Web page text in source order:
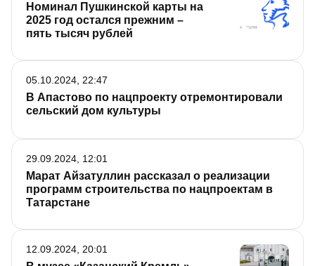
Номинал Пушкинской карты на
2025 год остался прежним –
пять тысяч рублей
В Апастово по нацпроекту отремонтировали
сельский дом культуры
05.10.2024, 22:47
Марат Айзатуллин рассказал о реализации
программ строительства по нацпроектам в
Татарстане
29.09.2024, 12:01
12.09.2024, 20:01